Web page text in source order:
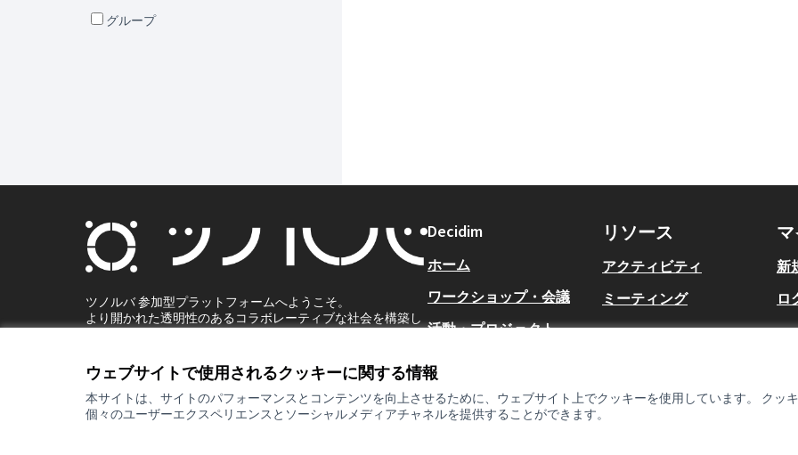
ウェブサイトで使用されるクッキーに関する情報
本サイトは、サイトのパフォーマンスとコンテンツを向上させるために、ウェブサイト上でクッキーを使用しています。 クッ
個々のユーザーエクスペリエンスとソーシャルメディアチャネルを提供することができます。
グループ
ツノルバ 参加型プラットフォームへようこそ。
より開かれた透明性のあるコラボレーティブな社会を構築し
Decidim
ホーム
ワークショップ・会議
活動・プロジェクト
ヘルプ
リソース
アクティビティ
ミーティング
新
ロ